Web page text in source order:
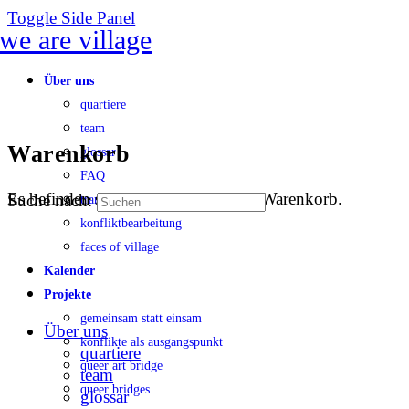
Toggle Side Panel
Über uns
quartiere
team
glossar
FAQ
transparenz
konfliktbearbeitung
faces of village
Kalender
Projekte
gemeinsam statt einsam
konflikte als ausgangspunkt
queer art bridge
queer bridges
Warenkorb
Es befinden sich keine Produkte im Warenkorb.
Suche nach:
Über uns
quartiere
team
glossar